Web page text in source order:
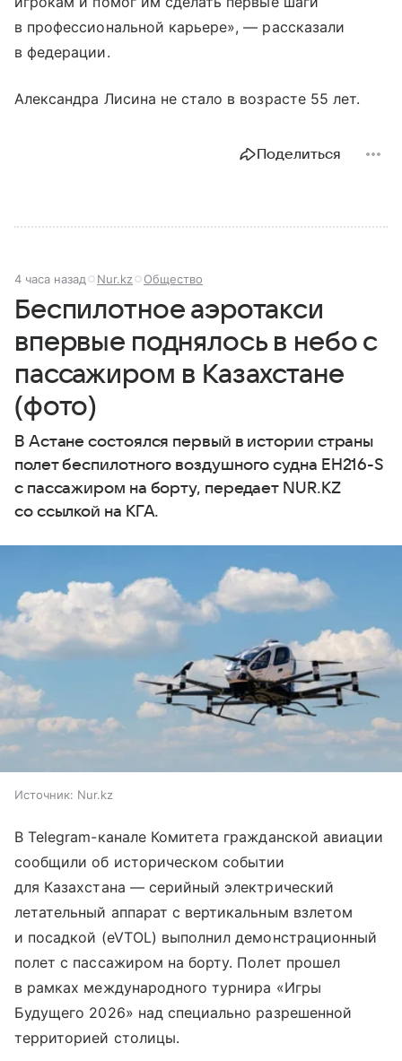
в профессиональной карьере», — рассказали
в федерации.
Александра Лисина не стало в возрасте 55 лет.
Поделиться
4 часа назад Nur.kz Общество
Беспилотное аэротакси
впервые поднялось в небо с
пассажиром в Казахстане
(фото)
В Астане состоялся первый в истории страны
полет беспилотного воздушного судна EH216-S
с пассажиром на борту, передает NUR.KZ
со ссылкой на КГА.
Источник: Nur.kz
В Telegram-канале Комитета гражданской авиации
сообщили об историческом событии
для Казахстана — серийный электрический
летательный аппарат с вертикальным взлетом
и посадкой (eVTOL) выполнил демонстрационный
полет с пассажиром на борту. Полет прошел
в рамках международного турнира «Игры
Будущего 2026» над специально разрешенной
территорией столицы.